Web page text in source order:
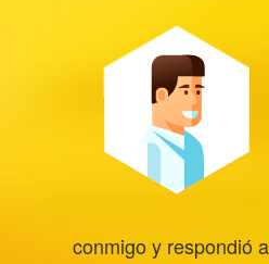
conmigo y respondió